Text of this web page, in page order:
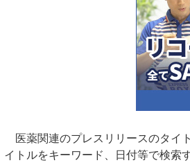
医薬関連のプレスリリースのタイ
イトルをキーワード、日付等で検索